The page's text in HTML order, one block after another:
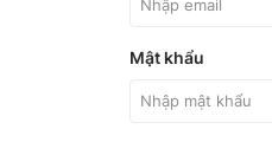
Mật khẩu